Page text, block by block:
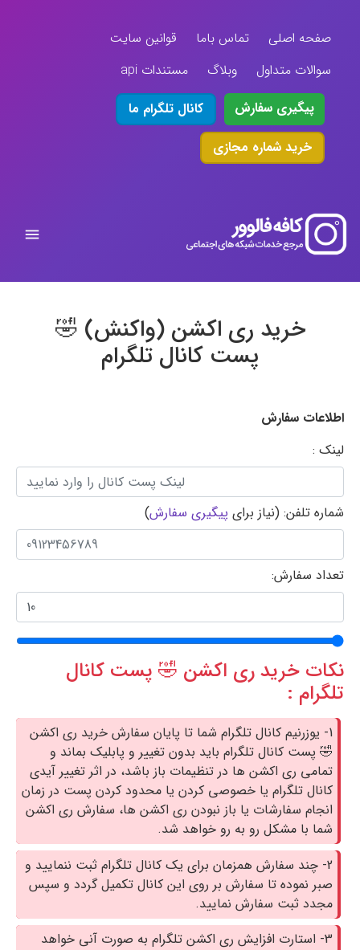
صفحه اصلی تماس باما
قوانین سایت
سوالات متداول
وبلاگ
مستندات api
پیگیری سفارش
کانال تلگرام ما
خرید شماره مجازی
خرید ری اکشن (واکنش) 🤣
پست کانال تلگرام
اطلاعات سفارش
لینک :
شماره تلفن: (نیاز برای پیگیری سفارش)
تعداد سفارش:
نکات خرید ری اکشن 🤣 پست کانال
تلگرام :
1- یوزرنیم کانال تلگرام شما تا پایان سفارش خرید ری اکشن
🤣 پست کانال تلگرام باید بدون تغییر و پابلیک بماند و
تمامی ری اکشن ها در تنظیمات باز باشد، در اثر تغییر آیدی
کانال تلگرام یا خصوصی کردن یا محدود کردن پست در زمان
انجام سفارشات یا باز نبودن ری اکشن ها، سفارش ری اکشن
شما با مشکل رو به رو خواهد شد.
2- چند سفارش همزمان برای یک کانال تلگرام ثبت ننمایید و
صبر نموده تا سفارش بر روی این کانال تکمیل گردد و سپس
مجدد ثبت سفارش نمایید.
3- استارت افزایش ری اکشن تلگرام به صورت آنی خواهد